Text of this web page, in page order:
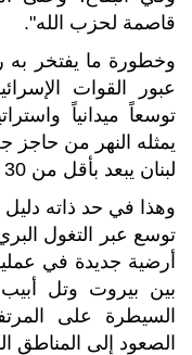
قاصمة لحزب الله".
وخطورة ما يفتخر به
عبور القوات
توسعاً ميدانياً
يمثله النهر من
لبنان يبعد بأقل من 30 كيلومتراً عن الحدود الإسرائيلية.
وهذا في حد ذاته دليل
توسع عبر التغول
أرضية جديدة في
بين بيروت وتل
السيطرة على
الصعود إلى المناطق